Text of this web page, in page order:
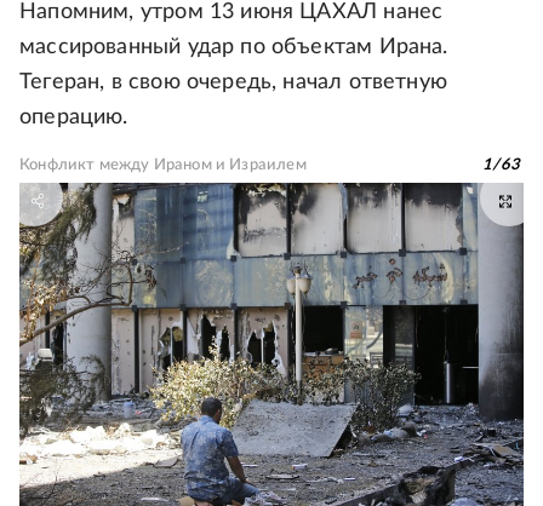
Напомним, утром 13 июня ЦАХАЛ нанес
массированный удар по объектам Ирана.
Тегеран, в свою очередь, начал ответную
операцию.
Конфликт между Ираном и Израилем 1/63